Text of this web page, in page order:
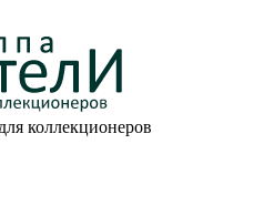
коллекционеров